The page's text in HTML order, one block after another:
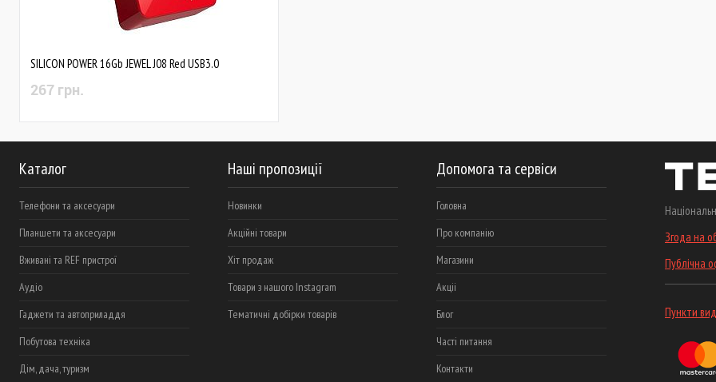
SILICON POWER 16Gb JEWEL J08 Red USB3.0
267 грн.
Каталог
Телефони та аксесуари
Планшети та аксесуари
Вживані та REF пристрої
Аудіо
Гаджети та автоприладдя
Побутова техніка
Дім, дача, туризм
Наші пропозиції
Новинки
Акційні товари
Хіт продаж
Товари з нашого Instagram
Тематичні добірки товарів
Допомога та сервіси
Головна
Про компанію
Магазини
Акціі
Блог
Часті питання
Контакти
Згода на
Публічна
Пункти